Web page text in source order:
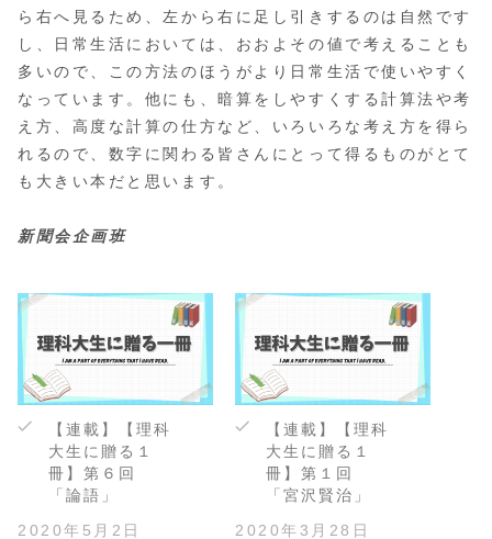
ら右へ見るため、左から右に足し引きするのは自然です
し、日常生活においては、おおよその値で考えることも
多いので、この方法のほうがより日常生活で使いやすく
なっています。他にも、暗算をしやすくする計算法や考
え方、高度な計算の仕方など、いろいろな考え方を得ら
れるので、数字に関わる皆さんにとって得るものがとて
も大きい本だと思います。
新聞会企画班
【連載】【理科
大生に贈る１
冊】第６回
「論語」
2020年5月2日
【連載】【理科
大生に贈る１
冊】第１回
「宮沢賢治」
2020年3月28日